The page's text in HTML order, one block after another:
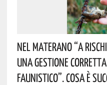
Nel Materano “a
Una Gestione
Faunistico”. Cosa È